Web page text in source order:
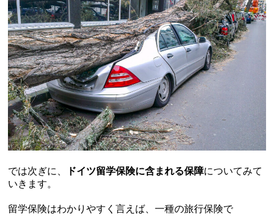
では次ぎに、 ドイツ留学保険に含まれる保障についてみて
いきます。
留学保険はわかりやすく言えば、一種の旅行保険で